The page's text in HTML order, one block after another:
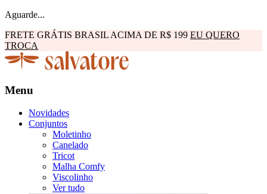
Aguarde...
FRETE GRÁTIS BRASIL ACIMA DE R$ 199 EU QUERO
TROCA
Menu
Novidades
Conjuntos
Moletinho
Canelado
Tricot
Malha Comfy
Viscolinho
Ver tudo